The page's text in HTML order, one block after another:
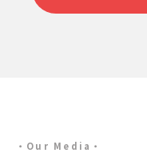
Our Media